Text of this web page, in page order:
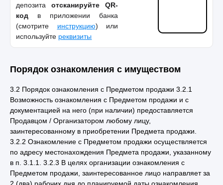
депозита отсканируйте QR-
код в приложении банка
(смотрите инструкцию) или
используйте реквизиты
Порядок ознакомления с имуществом
3.2 Порядок ознакомления с Предметом продажи 3.2.1
Возможность ознакомления с Предметом продажи и с
документацией на него (при наличии) предоставляется
Продавцом / Организатором любому лицу,
заинтересованному в приобретении Предмета продажи.
3.2.2 Ознакомление с Предметом продажи осуществляется
по адресу местонахождения Предмета продажи, указанному
в п. 3.1.1. 3.2.3 В целях организации ознакомления с
Предметом продажи, заинтересованное лицо направляет за